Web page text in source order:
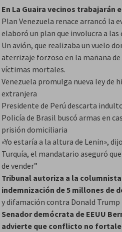
En La Guaira vecinos trabajarán
Plan Venezuela renace arrancó la
elaboró un plan que involucra a las
Un avión, que realizaba un vuelo
aterrizaje forzoso en la mañana
víctimas mortales.
Venezuela promulga nueva ley de
extranjera
Presidente de Perú descarta
Policía de Brasil buscó armas en
prisión domiciliaria
«Yo estaría a la altura de Lenin»,
Turquía, el mandatario aseguró
de vender”
Tribunal autoriza a la
indemnización de 5 millones de
y difamación contra Donald Trump
Senador demócrata de EEUU
advierte que conflicto no